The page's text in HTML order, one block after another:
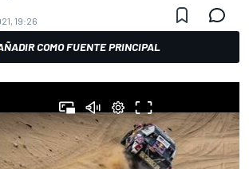
19:26
COMO FUENTE PRINCIPAL